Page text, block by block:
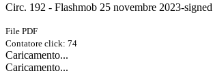
Circ. 192 - Flashmob 25 novembre 2023-
File PDF
Contatore click: 74
Caricamento...
Caricamento...